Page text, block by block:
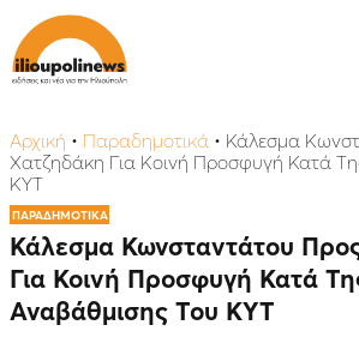
Αρχική • Παραδημοτικά • Κάλεσμα
Χατζηδάκη Για Κοινή Προσφυγή Κατά
ΚΥΤ
ΠΑΡΑΔΗΜΟΤΙΚΑ
Κάλεσμα Κωνσταντάτου
Για Κοινή Προσφυγή Κατά
Αναβάθμισης Του ΚΥΤ